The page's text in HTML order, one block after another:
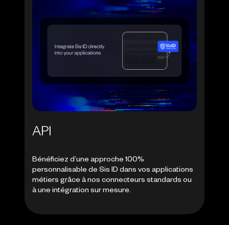
API
Bénéficiez d’une approche 100%
personnalisable de Sis ID dans vos applications
métiers grâce à nos connecteurs standards ou
à une intégration sur mesure.